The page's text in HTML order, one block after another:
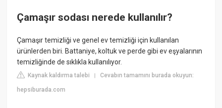
Çamaşır sodası nerede kullanılır?
Çamaşır temizliği ve genel ev temizliği için kullanılan
ürünlerden biri. Battaniye, koltuk ve perde gibi ev eşyalarının
temizliğinde de sıklıkla kullanılıyor.
Kaynak kaldırma talebi |Cevabın tamamını burada okuyun:
hepsiburada.com